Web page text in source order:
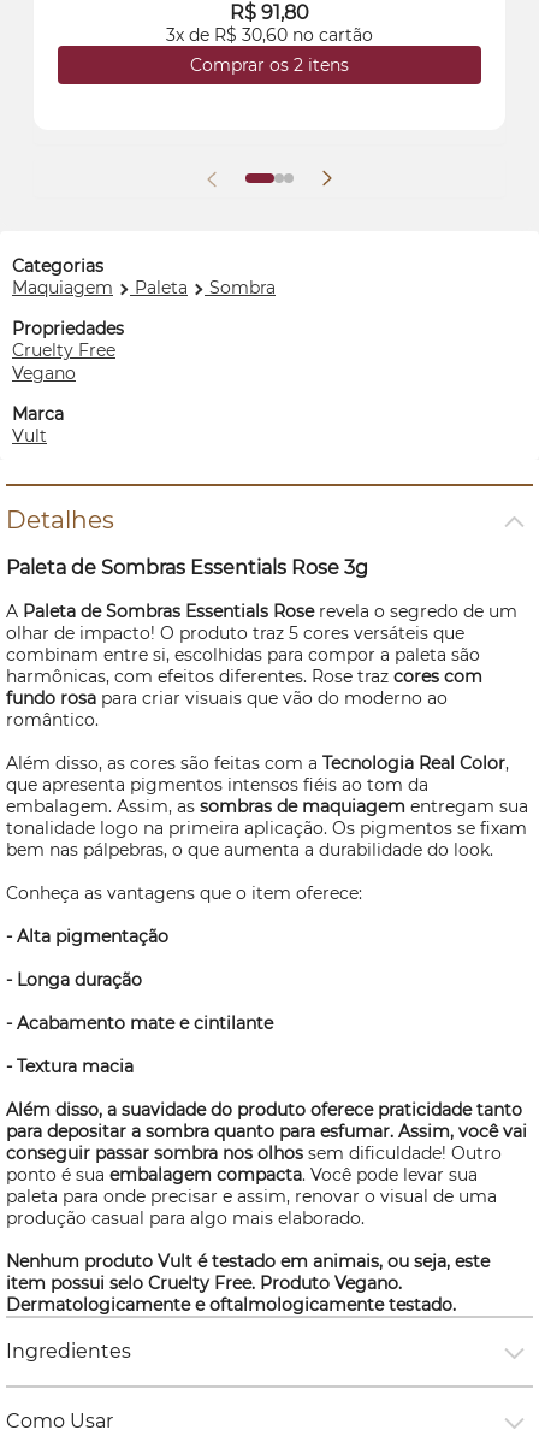
R$ 91,80
3x de R$ 30,60 no cartão
Comprar os 2 itens
Categorias
Maquiagem
Paleta
Sombra
Propriedades
Cruelty Free
Vegano
Marca
Vult
Detalhes
Paleta de Sombras Essentials Rose 3g
A Paleta de Sombras Essentials Roserevela o segredo de um
olhar de impacto! O produto traz 5 cores versáteis que
combinam entre si, escolhidas para compor a paleta são
harmônicas, com efeitos diferentes. Rose traz cores com
fundo rosa para criar visuais que vão do moderno ao
romântico.
Além disso, as cores são feitas com a Tecnologia Real Color,
que apresenta pigmentos intensos fiéis ao tom da
embalagem. Assim, as sombras de maquiagem entregam sua
tonalidade logo na primeira aplicação. Os pigmentos se fixam
bem nas pálpebras, o que aumenta a durabilidade do look.
Conheça as vantagens que o item oferece:
- Alta pigmentação
- Longa duração
- Acabamento mate e cintilante
- Textura macia
Além disso, a suavidade do produto oferece praticidade tanto
para depositar a sombra quanto para esfumar. Assim, você vai
conseguir passar sombra nos olhos sem dificuldade! Outro
ponto é sua embalagem compacta. Você pode levar sua
paleta para onde precisar e assim, renovar o visual de uma
produção casual para algo mais elaborado.
Nenhum produto Vult é testado em animais, ou seja, este
item possui selo Cruelty Free. Produto Vegano.
Dermatologicamente e oftalmologicamente testado.
Ingredientes
Como Usar